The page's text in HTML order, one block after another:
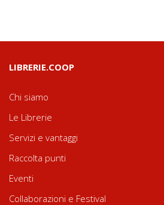
LIBRERIE.COOP
Chi siamo
Le Librerie
Servizi e vantaggi
Raccolta punti
Eventi
Collaborazioni e Festival